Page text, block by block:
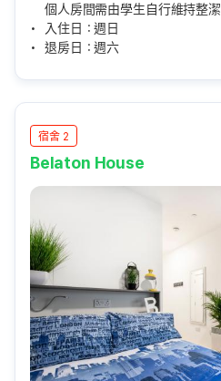
個人房間需由學生自行維持整潔
入住日：週日
退房日：週六
宿舍 2
Belaton House